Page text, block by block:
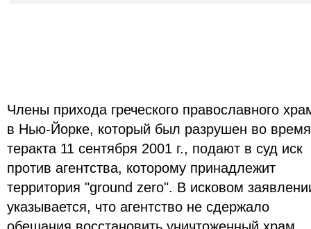
Члены прихода греческого православного
в Нью-Йорке, который был разрушен во время
теракта 11 сентября 2001 г., подают в суд иск
против агентства, которому принадлежит
территория "ground zero". В исковом
указывается, что агентство не сдержало